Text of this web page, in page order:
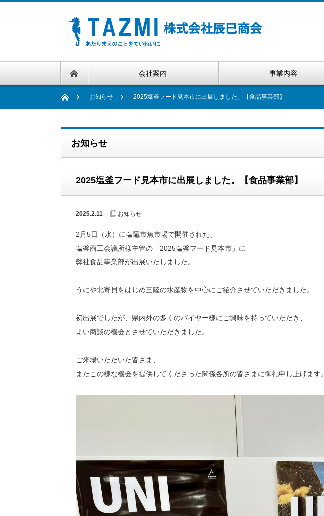
会社案内 事業内容
お知らせ 2025塩釜フード見本市に出展しました。【食品事業部】
お知らせ
2025塩釜フード見本市に出展しました。【食品事業部】
2025.2.11 お知らせ
2月5日（水）に塩竈市魚市場で開催された、
塩釜商工会議所様主管の「2025塩釜フード見本市」に
弊社食品事業部が出展いたしました。
うにや北寄貝をはじめ三陸の水産物を中心にご紹介させていただきました。
初出展でしたが、県内外の多くのバイヤー様にご興味を持っていただき、
よい商談の機会とさせていただきました。
ご来場いただいた皆さま、
またこの様な機会を提供してくださった関係各所の皆さまに御礼申し上げます。